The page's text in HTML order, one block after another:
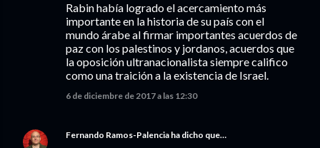
Rabin había logrado el acercamiento más
importante en la historia de su país con el
mundo árabe al firmar importantes acuerdos de
paz con los palestinos y jordanos, acuerdos que
la oposición ultranacionalista siempre califico
como una traición a la existencia de Israel.
6 de diciembre de 2017 a las 12:30
Fernando Ramos-Palencia ha dicho que…